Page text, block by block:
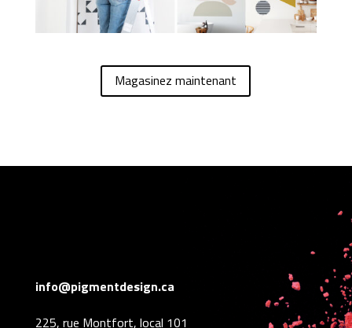
Magasinez maintenant
info@pigmentdesign.ca
225, rue Montfort, local 101